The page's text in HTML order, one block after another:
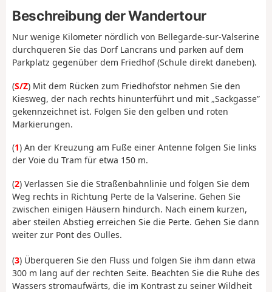
Beschreibung der Wandertour
Nur wenige Kilometer nördlich von Bellegarde-sur-Valserine
durchqueren Sie das Dorf Lancrans und parken auf dem
Parkplatz gegenüber dem Friedhof (Schule direkt daneben).
(S/Z) Mit dem Rücken zum Friedhofstor nehmen Sie den
Kiesweg, der nach rechts hinunterführt und mit „Sackgasse”
gekennzeichnet ist. Folgen Sie den gelben und roten
Markierungen.
(1) An der Kreuzung am Fuße einer Antenne folgen Sie links
der Voie du Tram für etwa 150 m.
(2) Verlassen Sie die Straßenbahnlinie und folgen Sie dem
Weg rechts in Richtung Perte de la Valserine. Gehen Sie
zwischen einigen Häusern hindurch. Nach einem kurzen,
aber steilen Abstieg erreichen Sie die Perte. Gehen Sie dann
weiter zur Pont des Oulles.
(3) Überqueren Sie den Fluss und folgen Sie ihm dann etwa
300 m lang auf der rechten Seite. Beachten Sie die Ruhe des
Wassers stromaufwärts, die im Kontrast zu seiner Wildheit